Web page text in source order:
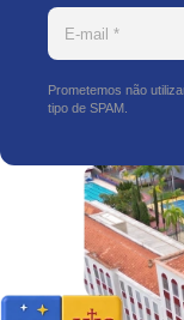
Prometemos não
tipo de SPAM.